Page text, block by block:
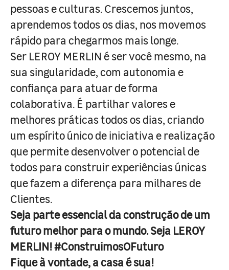
pessoas e culturas. Crescemos juntos,
aprendemos todos os dias, nos movemos
rápido para chegarmos mais longe.
Ser LEROY MERLIN é ser você mesmo, na
sua singularidade, com autonomia e
confiança para atuar de forma
colaborativa. É partilhar valores e
melhores práticas todos os dias, criando
um espírito único de iniciativa e realização
que permite desenvolver o potencial de
todos para construir experiências únicas
que fazem a diferença para milhares de
Clientes.
Seja parte essencial da construção de um
futuro melhor para o mundo. Seja LEROY
MERLIN! #ConstruimosOFuturo
Fique à vontade, a casa é sua!